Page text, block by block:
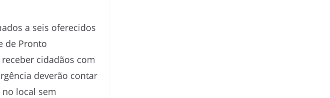
a seis oferecidos
de Pronto
cidadãos com
deverão contar
local sem